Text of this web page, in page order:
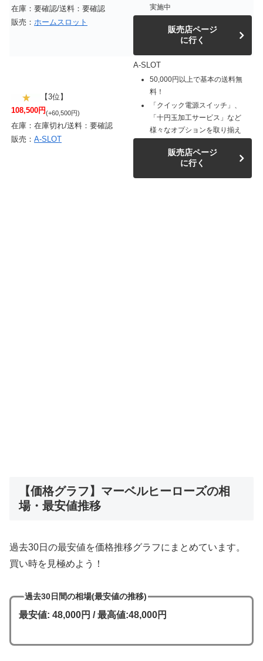
在庫：要確認/送料：要確認
販売： ホームスロット
実施中
販売店ページ
に行く
【3位】
108,500円(+60,500円)
在庫：在庫切れ/送料：要確認
販売： A-SLOT
A-SLOT
50,000円以上で基本の送料無
料！
「クイック電源スイッチ」、
「十円玉加工サービス」など
様々なオプションを取り揃え
販売店ページ
に行く
【価格グラフ】マーベルヒーローズの相
場・最安値推移
過去30日の最安値を価格推移グラフにまとめています。
買い時を見極めよう！
過去30日間の相場(最安値の推移)
最安値: 48,000円 / 最高値:48,000円